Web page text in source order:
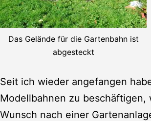
Das Gelände für die Gartenbahn ist
abgesteckt
Seit ich wieder angefangen
Modellbahnen zu beschäftigen,
Wunsch nach einer